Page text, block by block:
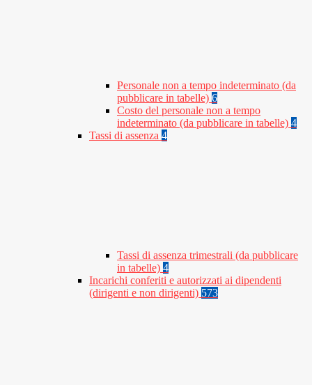
Personale non a tempo indeterminato (da
pubblicare in tabelle) 6
Costo del personale non a tempo
indeterminato (da pubblicare in tabelle) 4
Tassi di assenza 4
Tassi di assenza trimestrali (da pubblicare
in tabelle) 4
Incarichi conferiti e autorizzati ai dipendenti
(dirigenti e non dirigenti) 573